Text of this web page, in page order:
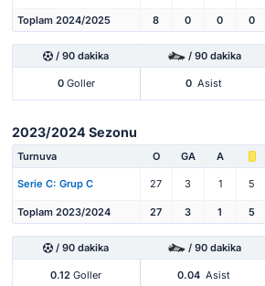
Toplam 2024/2025 8 0 0 0
/ 90 dakika / 90 dakika
0Goller 0 Asist
2023/2024 Sezonu
Turnuva O GA A
Serie C: Grup C 27 3 1 5
Toplam 2023/2024 27 3 1 5
/ 90 dakika / 90 dakika
0.12 Goller 0.04 Asist